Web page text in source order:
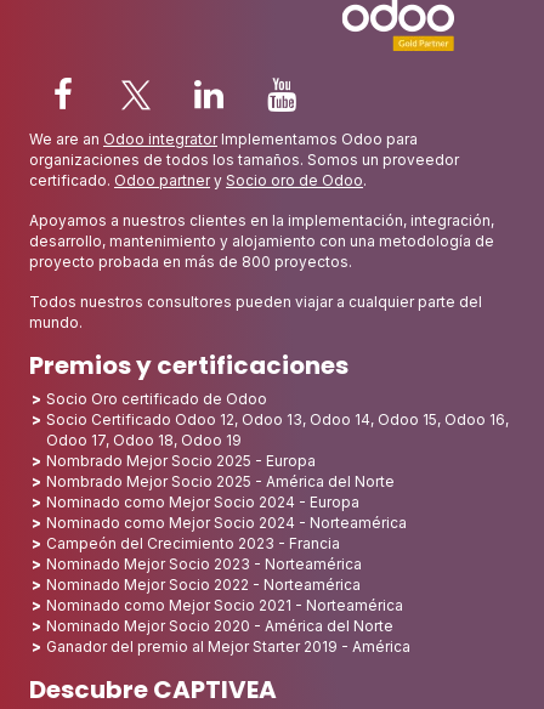
We are an Odoo integratorImplementamos Odoo para
organizaciones de todos los tamaños. Somos un proveedor
certificado. Odoo partnery Socio oro de Odoo.
Apoyamos a nuestros clientes en la implementación, integración,
desarrollo, mantenimiento y alojamiento con una metodología de
proyecto probada en más de 800 proyectos.
Todos nuestros consultores pueden viajar a cualquier parte del
mundo.
Premios y certificaciones
Socio Oro certificado de Odoo
Socio Certificado Odoo 12, Odoo 13, Odoo 14, Odoo 15, Odoo 16,
Odoo 17, Odoo 18, Odoo 19
Nombrado Mejor Socio 2025 - Europa
Nombrado Mejor Socio 2025 - América del Norte
Nominado como Mejor Socio 2024 - Europa
Nominado como Mejor Socio 2024 - Norteamérica
Campeón del Crecimiento 2023 - Francia
Nominado Mejor Socio 2023 - Norteamérica
Nominado Mejor Socio 2022 - Norteamérica
Nominado como Mejor Socio 2021 - Norteamérica
Nominado Mejor Socio 2020 - América del Norte
Ganador del premio al Mejor Starter 2019 - América
Descubre CAPTIVEA